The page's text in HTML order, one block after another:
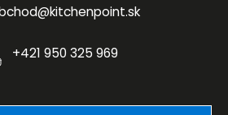
@kitchenpoint.sk
+421 950 325 969